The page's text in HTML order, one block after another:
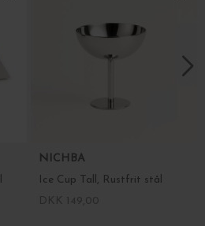
NICHBA
Ice Cup Tall, Rustfrit stål